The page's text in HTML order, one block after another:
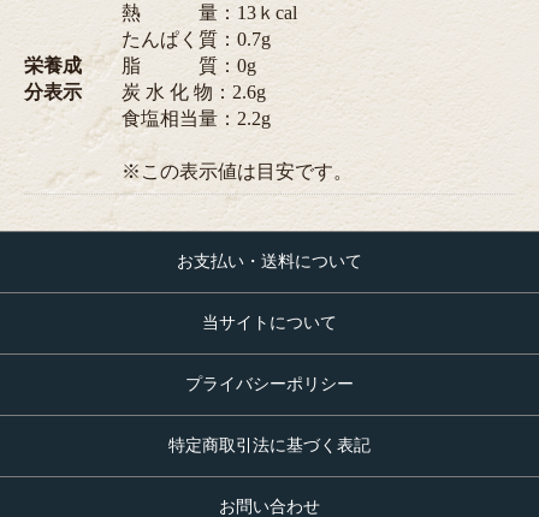
栄養成
分表示
熱 量：13ｋcal
たんぱく質：0.7g
脂 質：0g
炭 水 化 物：2.6g
食塩相当量：2.2g
※この表示値は目安です。
お支払い・送料について
当サイトについて
プライバシーポリシー
特定商取引法に基づく表記
お問い合わせ